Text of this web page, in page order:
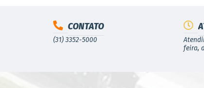
CONTATO
(31) 3352-5000
feira,